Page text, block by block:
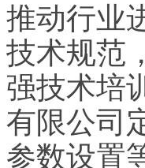
推动行业
技术规范
强技术培
有限公司
参数设置